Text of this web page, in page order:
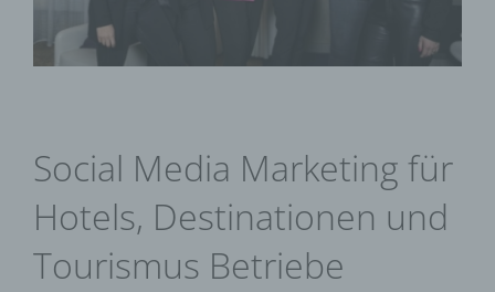
Social Media Marketing für
Hotels, Destinationen und
Tourismus Betriebe